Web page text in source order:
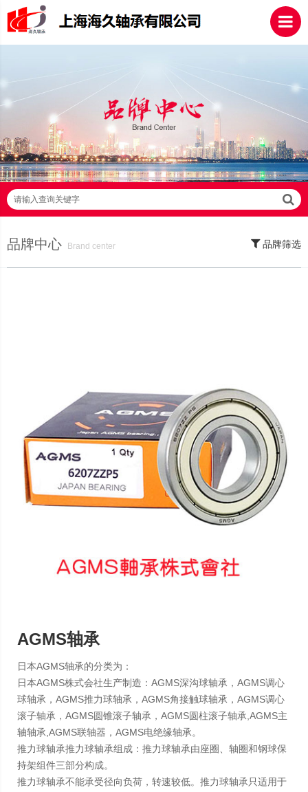
请输入查询关键字
品牌中心
Brand center
品牌筛选
AGMS轴承
日本AGMS轴承的分类为：
日本AGMS株式会社生产制造：AGMS深沟球轴承，AGMS调心
球轴承，AGMS推力球轴承，AGMS角接触球轴承，AGMS调心
滚子轴承，AGMS圆锥滚子轴承，AGMS圆柱滚子轴承,AGMS主
轴轴承,AGMS联轴器，AGMS电绝缘轴承。
推力球轴承推力球轴承组成：推力球轴承由座圈、轴圈和钢球保
持架组件三部分构成。
推力球轴承不能承受径向负荷，转速较低。推力球轴承只适用于